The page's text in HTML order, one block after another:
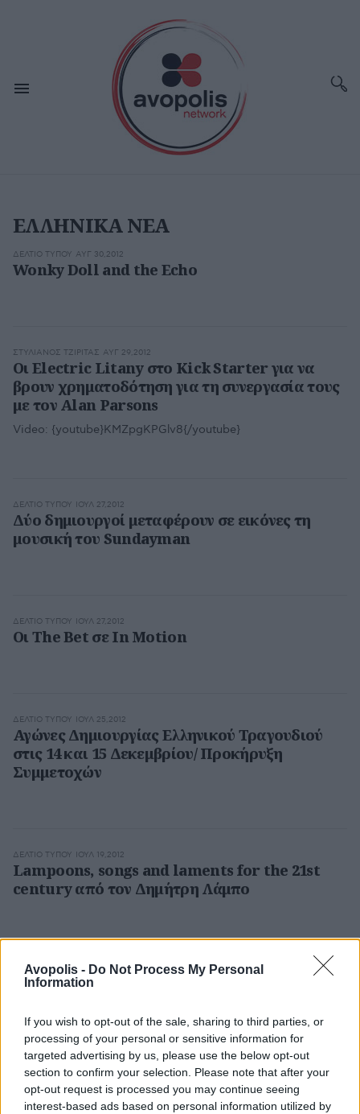
Avopolis - Do Not Process My Personal
Information
If you wish to opt-out of the sale, sharing to third parties, or
processing of your personal or sensitive information for
targeted advertising by us, please use the below opt-out
section to confirm your selection. Please note that after your
opt-out request is processed you may continue seeing
interest-based ads based on personal information utilized by
ΕΛΛΗΝΙΚΑ ΝΕΑ
ΔΕΛΤΊΟ ΤΎΠΟΥ ΑΥΓ 30,2012
Wonky Doll and the Echo
ΣΤΥΛΙΑΝΌΣ ΤΖΙΡΊΤΑΣ ΑΥΓ 29,2012
Οι Electric Litany στο Kick Starter για να
βρουν χρηματοδότηση για τη συνεργασία τους
με τον Alan Parsons
Video: {youtube}KMZpgKPGlv8{/youtube}
ΔΕΛΤΊΟ ΤΎΠΟΥ ΙΟΥΛ 27,2012
Δύο δημιουργοί μεταφέρουν σε εικόνες τη
μουσική του Sundayman
ΔΕΛΤΊΟ ΤΎΠΟΥ ΙΟΥΛ 27,2012
Οι The Bet σε In Motion
ΔΕΛΤΊΟ ΤΎΠΟΥ ΙΟΥΛ 25,2012
Αγώνες Δημιουργίας Ελληνικού Τραγουδιού
στις 14 και 15 Δεκεμβρίου/ Προκήρυξη
Συμμετοχών
ΔΕΛΤΊΟ ΤΎΠΟΥ ΙΟΥΛ 19,2012
Lampoons, songs and laments for the 21st
century από τον Δημήτρη Λάμπο
ΔΕΛΤΊΟ ΤΎΠΟΥ ΙΟΥΛ 16,2012
Pleq και Lüüp μοιράζονται νέα κυκλοφορία
ΔΕΛΤΊΟ ΤΎΠΟΥ ΙΟΥΛ 12,2012
Live στο σπίτι της έδωσε η Ελένη
Τσαλιγοπούλου